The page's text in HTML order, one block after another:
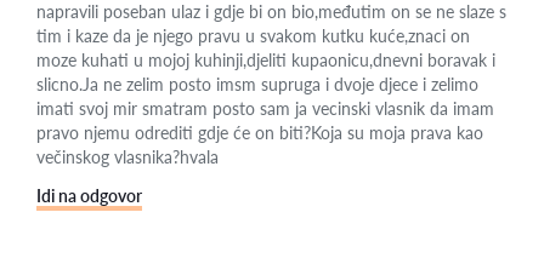
napravili poseban ulaz i gdje bi on bio,međutim on se ne slaze s
tim i kaze da je njego pravu u svakom kutku kuće,znaci on
moze kuhati u mojoj kuhinji,djeliti kupaonicu,dnevni boravak i
slicno.Ja ne zelim posto imsm supruga i dvoje djece i zelimo
imati svoj mir smatram posto sam ja vecinski vlasnik da imam
pravo njemu odrediti gdje će on biti?Koja su moja prava kao
večinskog vlasnika?hvala
Idi na odgovor